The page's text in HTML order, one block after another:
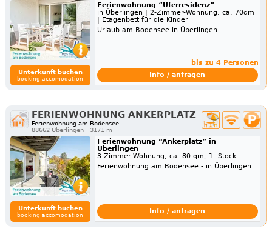
Unterkunft buchen
booking accomodation
Ferienwohnung “Uferresidenz”
in Überlingen | 2-Zimmer-Wohnung, ca. 70qm
| Etagenbett für die Kinder
Urlaub am Bodensee in Überlingen
bis zu 4 Personen
Info / anfragen
FERIENWOHNUNG ANKERPLATZ
Ferienwohnung am Bodensee
88662 Überlingen
3171 m
Unterkunft buchen
booking accomodation
Ferienwohnung “Ankerplatz” in
Überlingen
3-Zimmer-Wohnung, ca. 80 qm, 1. Stock
Ferienwohnung am Bodensee - in Überlingen
Info / anfragen